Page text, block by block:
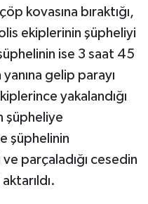
kovasına bıraktığı,
ekiplerinin şüpheliyi
ise 3 saat 45
gelip parayı
yakalandığı
şüpheliye
şüphelinin
parçaladığı cesedin